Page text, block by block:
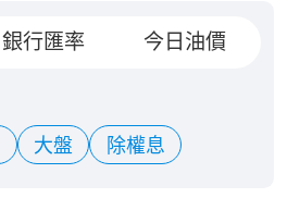
銀行匯率 今日油價
大盤 除權息